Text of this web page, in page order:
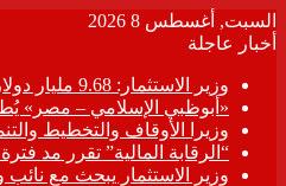
السبت, أغسطس 8 2026
أخبار عاجلة
وزير الاستثمار: 9.68 مليار دولار تجارة مصر والإمارات في 2025
«أبوظبي الإسلامي – مصر»
وزيرا الأوقاف والتخطيط
“الرقابة المالية” تقرر مد فترة
وزير الاستثمار يبحث مع نائب